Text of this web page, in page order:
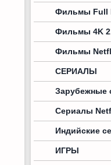
Фильмы Full
Фильмы 4K
Фильмы
СЕРИАЛЫ
Зарубежные
Сериалы
Индийские
ИГРЫ